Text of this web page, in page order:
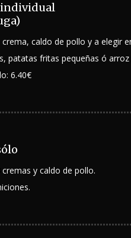
crema, caldo de pollo y a elegir
patatas fritas pequeñas ó
6.40€
cremas y caldo de pollo.